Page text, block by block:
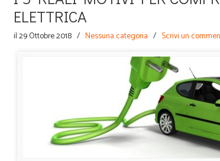
ELETTRICA
il 29 Ottobre 2018 / Nessuna categoria / Scrivi un